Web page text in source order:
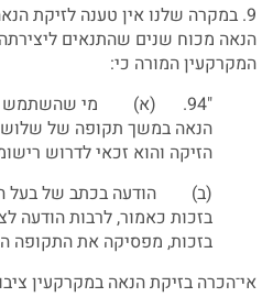
9. במקרה שלנו אין טענה לזיקת
המקרקעין המורה כי:
"94. (א) מי שהשתמש
הנאה במשך תקופה של
הזיקה והוא זכאי לדרוש
(ב) הודעה בכתב של בעל
בזכות כאמור, לרבות הודעה
בזכות, מפסיקה את התקופה
אי־הכרה בזיקת הנאה במקרקעין